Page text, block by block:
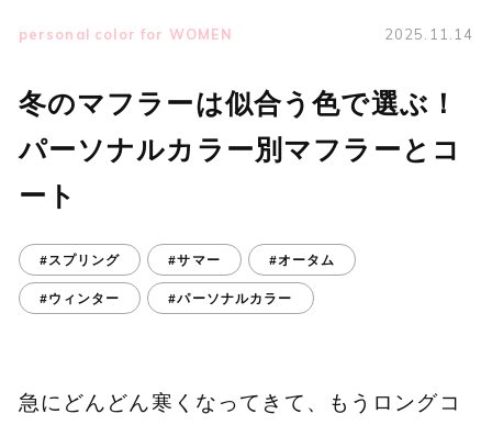
personal color for WOMEN 2025.11.14
冬のマフラーは似合う色で選ぶ！
パーソナルカラー別マフラーとコ
ート
#スプリング #サマー #オータム
#ウィンター #パーソナルカラー
急にどんどん寒くなってきて、もうロングコ